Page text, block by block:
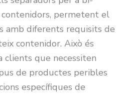
permetent el
amb diferents requisits de
contenidor. Això és
que necessiten
de productes peribles
específiques de